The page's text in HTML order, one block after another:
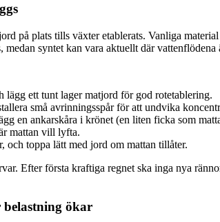
på plats tills växter etablerats. Vanliga
syntet kan vara aktuellt där
lägg ett tunt lager matjord för god rotetablering.
små avrinningsspår för att undvika
en ankarskåra i krönet (en liten ficka som
mattan vill lyfta.
och toppa lätt med jord om mattan tillåter.
Efter första kraftiga regnet ska inga nya
ökar